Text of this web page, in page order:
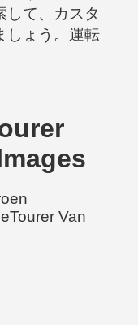
して、カスタ
しょう。運転